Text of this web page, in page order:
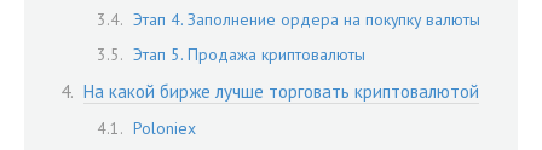
Этап 4. Заполнение ордера на покупку валюты
Этап 5. Продажа криптовалюты
На какой бирже лучше торговать криптовалютой
Poloniex